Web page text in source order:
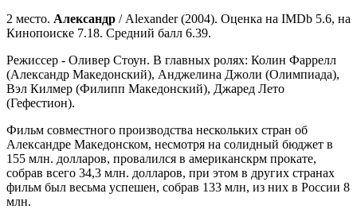
2 место. Александр / Alexander (2004). Оценка на IMDb 5.6, на
Кинопоиске 7.18. Средний балл 6.39.
Режиссер - Оливер Стоун. В главных ролях: Колин Фаррелл
(Александр Македонский), Анджелина Джоли (Олимпиада),
Вэл Килмер (Филипп Македонский), Джаред Лето
(Гефестион).
Фильм совместного производства нескольких стран об
Александре Македонском, несмотря на солидный бюджет в
155 млн. долларов, провалился в американскрм прокате,
собрав всего 34,3 млн. долларов, при этом в других странах
фильм был весьма успешен, собрав 133 млн, из них в России 8
млн.